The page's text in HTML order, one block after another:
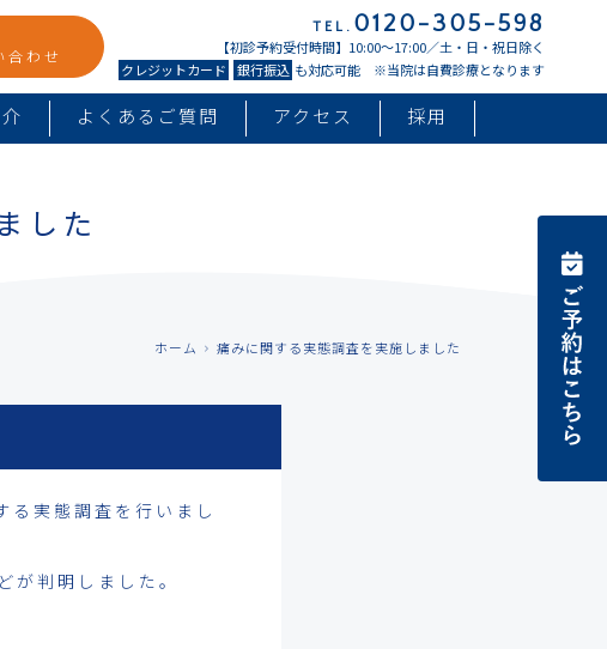
合わせ
TEL. 0120-305-598
【初診予約受付時間】10:00〜17:00／土・日・祝日除く
クレジットカード
銀行振込 も対応可能 ※当院は自費診療となります
よくあるご質問 アクセス 採用
した
ホーム 痛みに関する実態調査を実施しました
る実態調査を行いまし
が判明しました。